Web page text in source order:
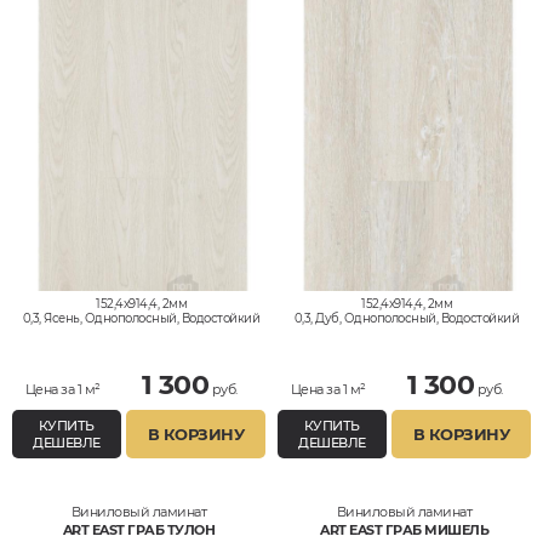
152,4x914,4, 2мм
0,3, Ясень, Однополосный, Водостойкий
Цена за 1 м² 1 300 руб.
КУПИТЬ
ДЕШЕВЛЕ
В КОРЗИНУ
152,4x914,4, 2мм
0,3, Дуб, Однополосный, Водостойкий
Цена за 1 м² 1 300 руб.
КУПИТЬ
ДЕШЕВЛЕ
В КОРЗИНУ
Виниловый ламинат
ART EAST ГРАБ ТУЛОН
Виниловый ламинат
ART EAST ГРАБ МИШЕЛЬ